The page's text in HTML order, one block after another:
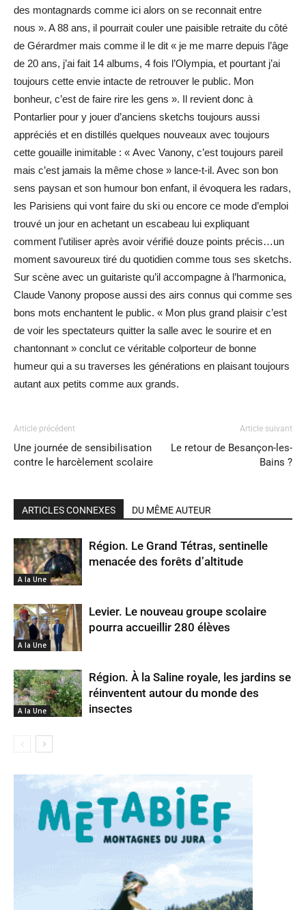
des montagnards comme ici alors on se reconnait entre
nous ». A 88 ans, il pourrait couler une paisible retraite du côté
de Gérardmer mais comme il le dit « je me marre depuis l’âge
de 20 ans, j’ai fait 14 albums, 4 fois l’Olympia, et pourtant j’ai
toujours cette envie intacte de retrouver le public. Mon
bonheur, c’est de faire rire les gens ». Il revient donc à
Pontarlier pour y jouer d’anciens sketchs toujours aussi
appréciés et en distillés quelques nouveaux avec toujours
cette gouaille inimitable : « Avec Vanony, c’est toujours pareil
mais c’est jamais la même chose » lance-t-il. Avec son bon
sens paysan et son humour bon enfant, il évoquera les radars,
les Parisiens qui vont faire du ski ou encore ce mode d’emploi
trouvé un jour en achetant un escabeau lui expliquant
comment l’utiliser après avoir vérifié douze points précis…un
moment savoureux tiré du quotidien comme tous ses sketchs.
Sur scène avec un guitariste qu’il accompagne à l’harmonica,
Claude Vanony propose aussi des airs connus qui comme ses
bons mots enchantent le public. « Mon plus grand plaisir c’est
de voir les spectateurs quitter la salle avec le sourire et en
chantonnant » conclut ce véritable colporteur de bonne
humeur qui a su traverses les générations en plaisant toujours
autant aux petits comme aux grands.
Article précédent
Une journée de sensibilisation
contre le harcèlement scolaire
Article suivant
Le retour de Besançon-les-
Bains ?
ARTICLES CONNEXES DU MÊME AUTEUR
A la Une
Région. Le Grand Tétras, sentinelle
menacée des forêts d’altitude
A la Une
Levier. Le nouveau groupe scolaire
pourra accueillir 280 élèves
A la Une
Région. À la Saline royale, les jardins se
réinventent autour du monde des
insectes